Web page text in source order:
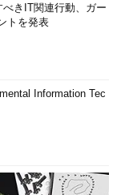
きIT関連行動、ガー
トを発表
Information Tec